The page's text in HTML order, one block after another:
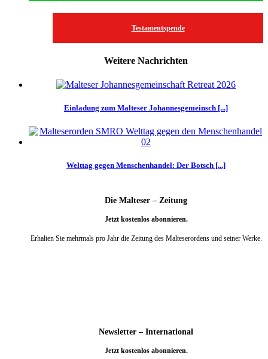
Testamentspende
Weitere Nachrichten
Einladung zum Malteser Johannesgemeinsch [...]
Welttag gegen Menschenhandel: Der Botsch [...]
Die Malteser – Zeitung
Jetzt kostenlos abonnieren.
Erhalten Sie mehrmals pro Jahr die Zeitung des Malteserordens und seiner Werke.
Newsletter – International
Jetzt kostenlos abonnieren.